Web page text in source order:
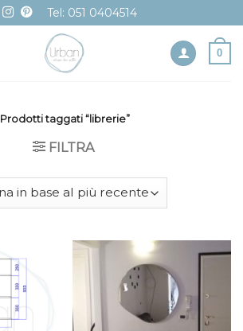
Tel: 051 0404514
0
Prodotti taggati “librerie”
FILTRA